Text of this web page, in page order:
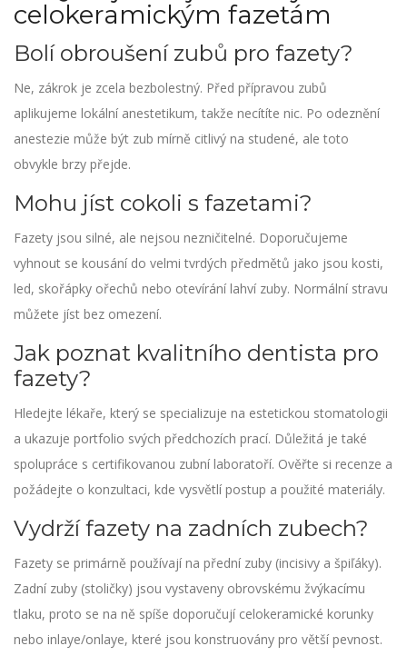
celokeramickým fazetám
Bolí obroušení zubů pro fazety?
Ne, zákrok je zcela bezbolestný. Před přípravou zubů
aplikujeme lokální anestetikum, takže necítíte nic. Po odeznění
anestezie může být zub mírně citlivý na studené, ale toto
obvykle brzy přejde.
Mohu jíst cokoli s fazetami?
Fazety jsou silné, ale nejsou nezničitelné. Doporučujeme
vyhnout se kousání do velmi tvrdých předmětů jako jsou kosti,
led, skořápky ořechů nebo otevírání lahví zuby. Normální stravu
můžete jíst bez omezení.
Jak poznat kvalitního dentista pro
fazety?
Hledejte lékaře, který se specializuje na estetickou stomatologii
a ukazuje portfolio svých předchozích prací. Důležitá je také
spolupráce s certifikovanou zubní laboratoří. Ověřte si recenze a
požádejte o konzultaci, kde vysvětlí postup a použité materiály.
Vydrží fazety na zadních zubech?
Fazety se primárně používají na přední zuby (incisivy a špiľáky).
Zadní zuby (stoličky) jsou vystaveny obrovskému žvýkacímu
tlaku, proto se na ně spíše doporučují celokeramické korunky
nebo inlaye/onlaye, které jsou konstruovány pro větší pevnost.